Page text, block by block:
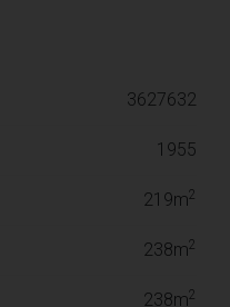
3627632
1955
219m2
238m2
238m2